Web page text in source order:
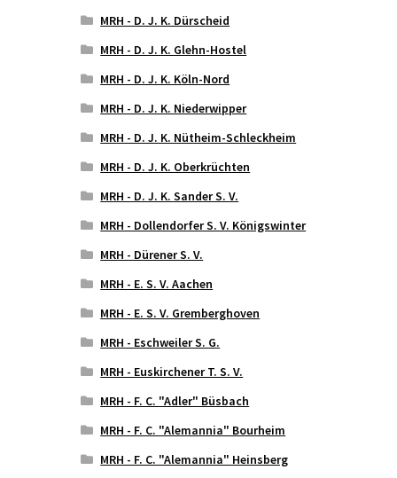
MRH - D. J. K. Dürscheid
MRH - D. J. K. Glehn-Hostel
MRH - D. J. K. Köln-Nord
MRH - D. J. K. Niederwipper
MRH - D. J. K. Nütheim-Schleckheim
MRH - D. J. K. Oberkrüchten
MRH - D. J. K. Sander S. V.
MRH - Dollendorfer S. V. Königswinter
MRH - Dürener S. V.
MRH - E. S. V. Aachen
MRH - E. S. V. Gremberghoven
MRH - Eschweiler S. G.
MRH - Euskirchener T. S. V.
MRH - F. C. "Adler" Büsbach
MRH - F. C. "Alemannia" Bourheim
MRH - F. C. "Alemannia" Heinsberg